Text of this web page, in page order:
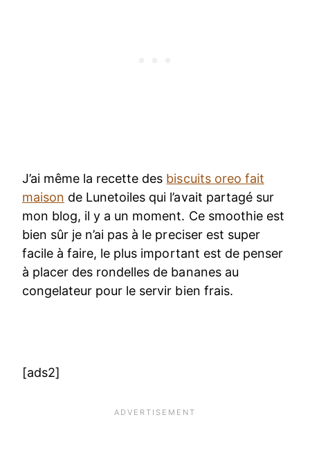
J’ai même la recette des biscuits oreo fait
maison de Lunetoiles qui l’avait partagé sur
mon blog, il y a un moment. Ce smoothie est
bien sûr je n’ai pas à le preciser est super
facile à faire, le plus important est de penser
à placer des rondelles de bananes au
congelateur pour le servir bien frais.
[ads2]